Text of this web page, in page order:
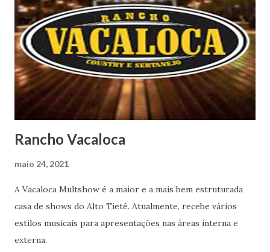
Rancho Vacaloca
maio 24, 2021
A Vacaloca Multshow é a maior e a mais bem estruturada
casa de shows do Alto Tietê. Atualmente, recebe vários
estilos musicais para apresentações nas áreas interna e
externa.